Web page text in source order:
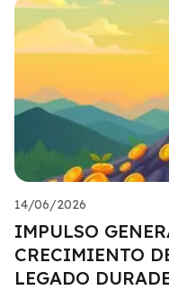
14/06/2026
IMPULSO
CRECIMIENTO
LEGADO